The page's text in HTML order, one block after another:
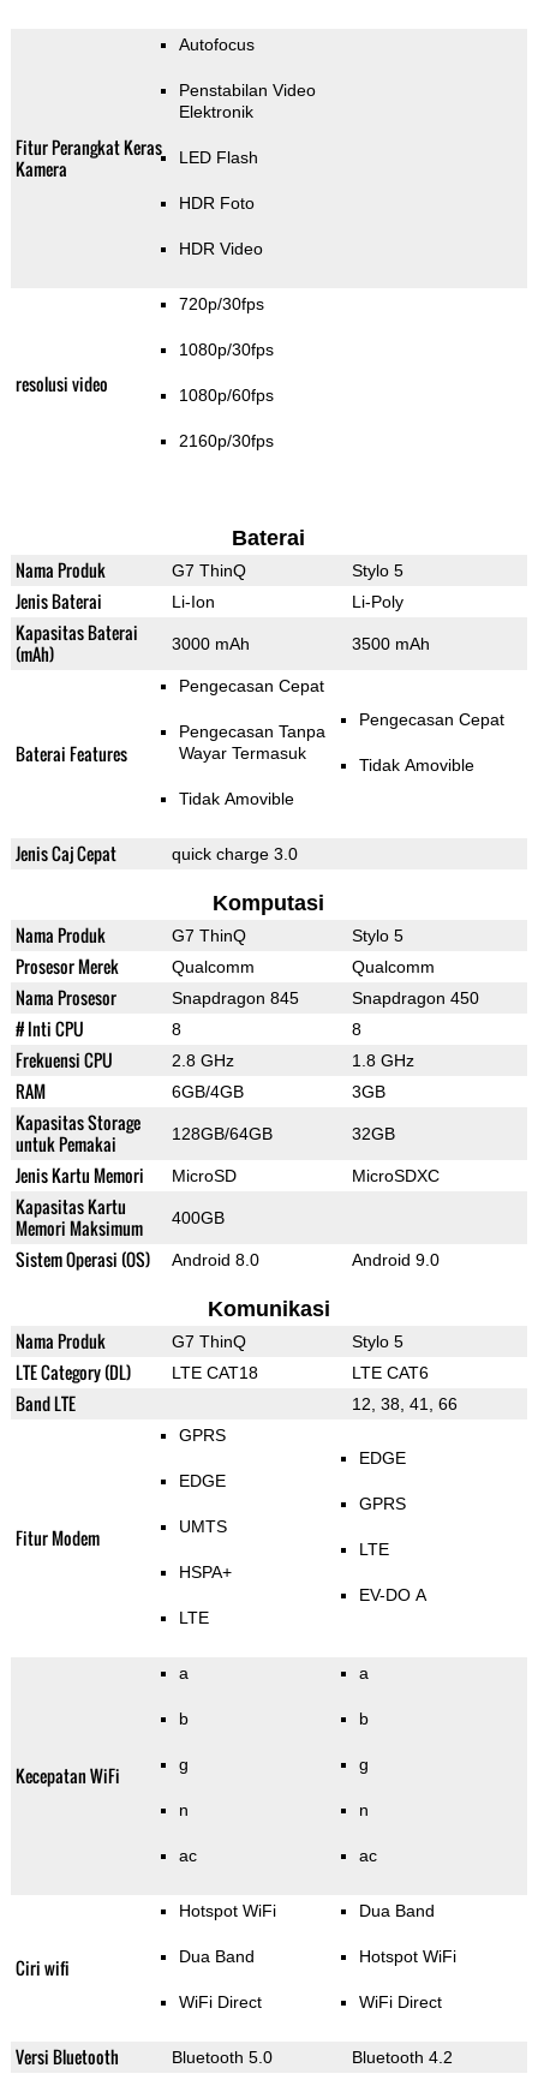
Fitur Perangkat Keras
Kamera
Autofocus
Penstabilan Video
Elektronik
LED Flash
HDR Foto
HDR Video
resolusi video
720p/30fps
1080p/30fps
1080p/60fps
2160p/30fps
Baterai
Nama Produk G7 ThinQ Stylo 5
Jenis Baterai Li-Ion Li-Poly
Kapasitas Baterai
(mAh)
3000 mAh 3500 mAh
Baterai Features
Pengecasan Cepat
Pengecasan Tanpa
Wayar Termasuk
Tidak Amovible
Pengecasan Cepat
Tidak Amovible
Jenis Caj Cepat quick charge 3.0
Komputasi
Nama Produk G7 ThinQ Stylo 5
Prosesor Merek Qualcomm Qualcomm
Nama Prosesor Snapdragon 845 Snapdragon 450
# Inti CPU 8 8
Frekuensi CPU 2.8 GHz 1.8 GHz
RAM 6GB/4GB 3GB
Kapasitas Storage
untuk Pemakai
128GB/64GB 32GB
Jenis Kartu Memori MicroSD MicroSDXC
Kapasitas Kartu
Memori Maksimum
400GB
Sistem Operasi (OS) Android 8.0 Android 9.0
Komunikasi
Nama Produk G7 ThinQ Stylo 5
LTE Category (DL) LTE CAT18 LTE CAT6
Band LTE 12, 38, 41, 66
Fitur Modem
GPRS
EDGE
UMTS
HSPA+
LTE
EDGE
GPRS
LTE
EV-DO A
Kecepatan WiFi
a
b
g
n
ac
a
b
g
n
ac
Ciri wifi
Hotspot WiFi
Dua Band
WiFi Direct
Dua Band
Hotspot WiFi
WiFi Direct
Versi Bluetooth Bluetooth 5.0 Bluetooth 4.2